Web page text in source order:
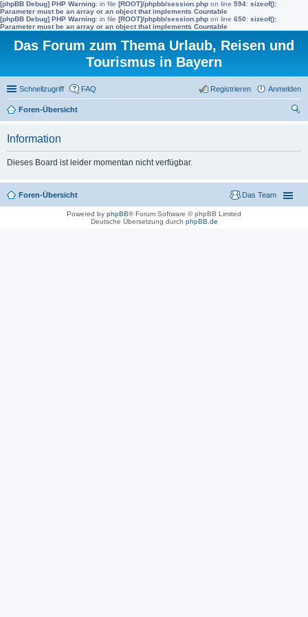
[phpBB Debug] PHP Warning: in file [ROOT]/phpbb/session.php on line 594: sizeof():
Parameter must be an array or an object that implements Countable
[phpBB Debug] PHP Warning: in file [ROOT]/phpbb/session.php on line 650: sizeof():
Parameter must be an array or an object that implements Countable
Das Forum zum Thema Urlaub, Reisen und
Tourismus in Bayern
Schnellzugriff FAQ Anmelden
Registrieren
Foren-Übersicht
Information
Dieses Board ist leider momentan nicht verfügbar.
Foren-Übersicht Das Team
Powered by phpBB® Forum Software © phpBB Limited
Deutsche Übersetzung durch phpBB.de